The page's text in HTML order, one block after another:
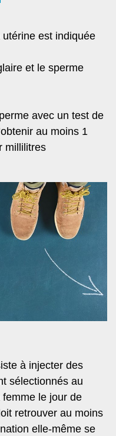
utérine est indiquée
et le sperme
avec un test de
au moins 1
millilitres
à injecter des
sélectionnés au
femme le jour de
retrouver au moins
elle-même se